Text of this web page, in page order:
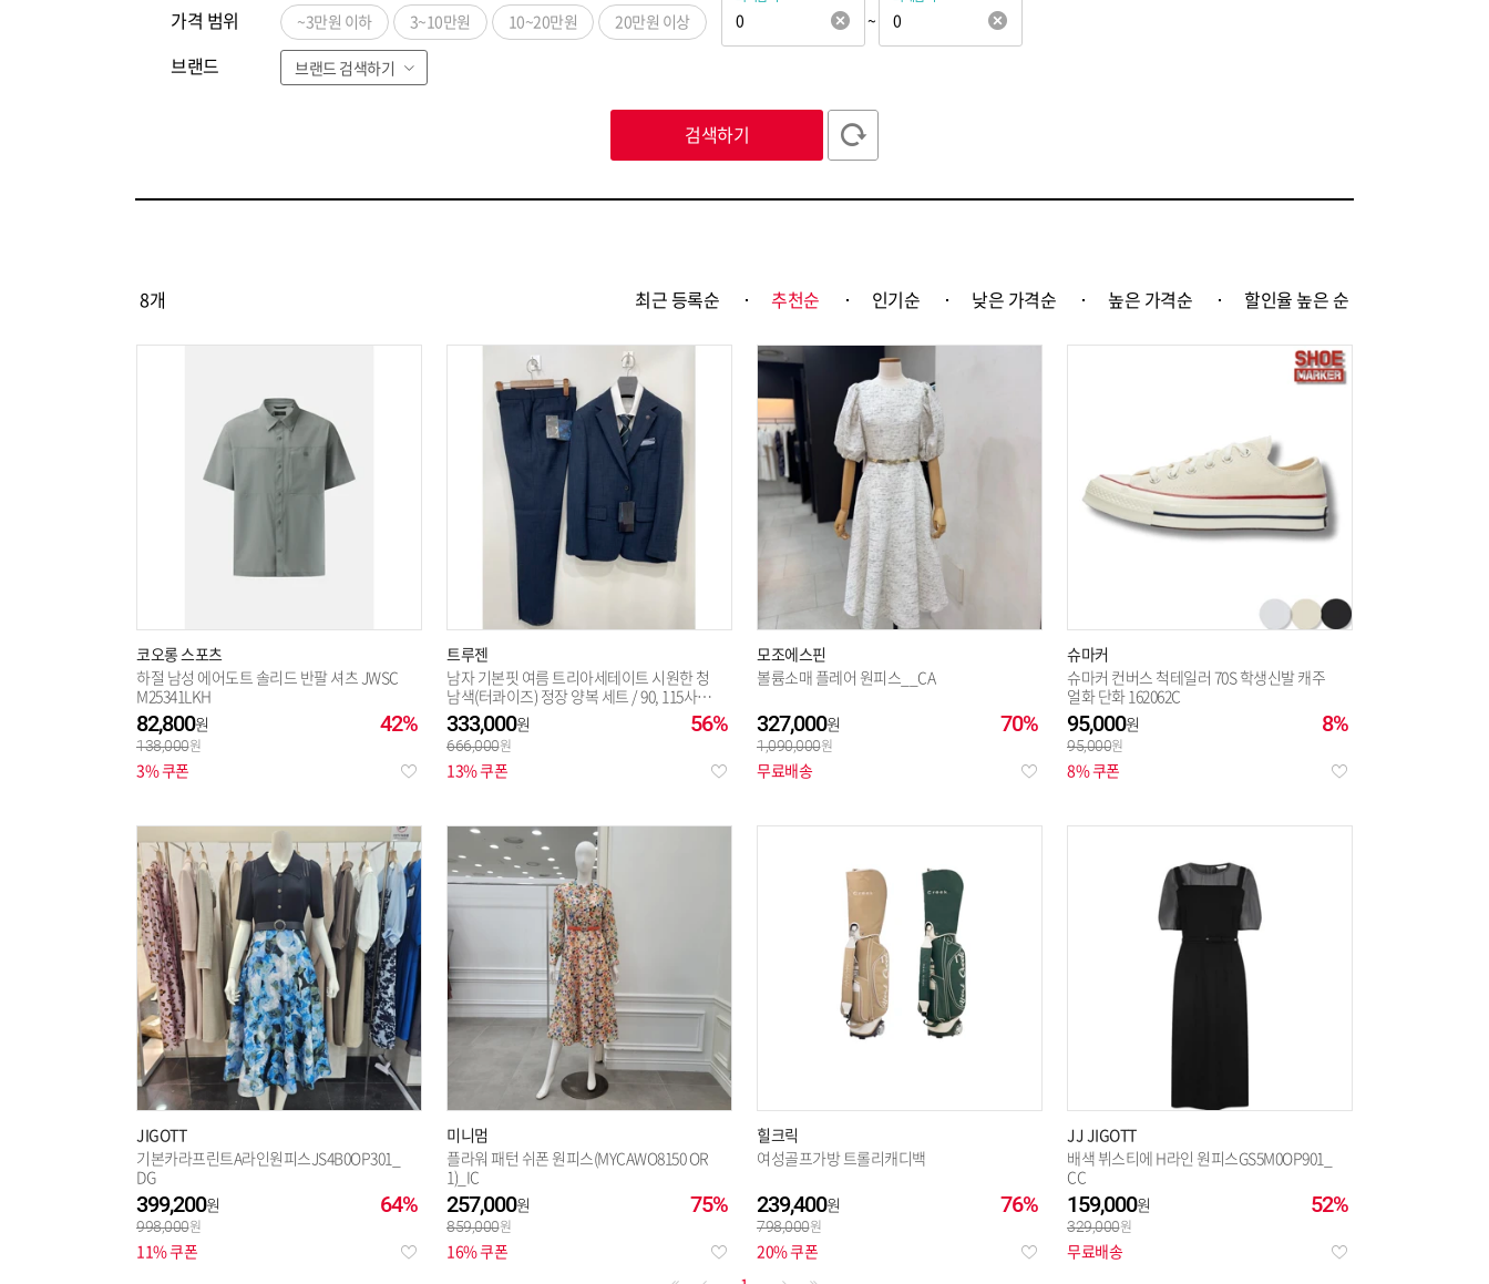
가격 범위 ~3만원 이하 3~10만원 10~20만원 20만원 이상 ~
브랜드
브랜드 검색하기
ㅌ ㅍ ㅎ ABC 123
검색하기
8개 최근 등록순 추천순 인기순 낮은 가격순 높은 가격순 할인율 높은 순
코오롱 스포츠
하절 남성 에어도트 솔리드 반팔 셔츠 JWSC
M25341LKH
42%
82,800
138,000
3% 쿠폰
트루젠
남자 기본핏 여름 트리아세테이트 시원한 청
남색(터콰이즈) 정장 양복 세트 / 90, 115사이
즈 예복 면접용 출
56%
333,000
666,000
13% 쿠폰
모조에스핀
볼륨소매 플레어 원피스__CA
70%
327,000
1,090,000
무료배송
슈마커
슈마커 컨버스 척테일러 70S 학생신발 캐주
얼화 단화 162062C
8%
95,000
95,000
8% 쿠폰
JIGOTT
기본카라프린트A라인원피스JS4B0OP301_
DG
64%
399,200
998,000
11% 쿠폰
미니멈
플라워 패턴 쉬폰 원피스(MYCAWO8150 OR
1)_IC
75%
257,000
859,000
16% 쿠폰
힐크릭
여성골프가방 트롤리캐디백
76%
239,400
798,000
20% 쿠폰
JJ JIGOTT
배색 뷔스티에 H라인 원피스GS5M0OP901_
CC
52%
159,000
329,000
무료배송